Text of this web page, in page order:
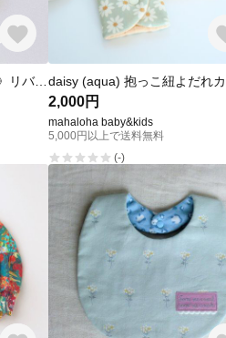
人気No.1《名入れ刺繍46色》リバーシブルスタイ ベビースタイ チェック まんまるスタイ 360° バーバリーチェック ファミリアチェック 出産祝い ギフト プレゼント 男の子 女の子 名入りスタイ daisy (aqua) 抱っこ紐よだれ
2,000円
mahaloha baby&kids
5,000円以上で送料無料
(-)